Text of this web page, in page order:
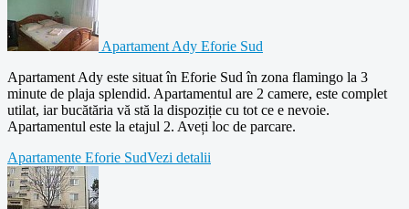
Apartament Ady Eforie Sud
Apartament Ady este situat în Eforie Sud în zona flamingo la 3
minute de plaja splendid. Apartamentul are 2 camere, este complet
utilat, iar bucătăria vă stă la dispoziție cu tot ce e nevoie.
Apartamentul este la etajul 2. Aveți loc de parcare.
Apartamente Eforie SudVezi detalii